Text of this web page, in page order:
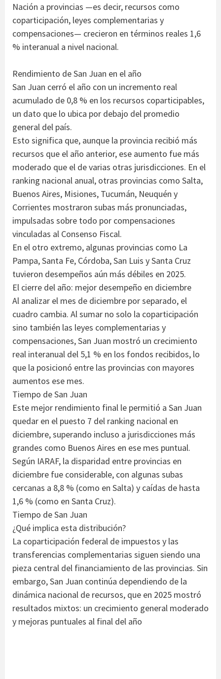
Nación a provincias —es decir, recursos como
coparticipación, leyes complementarias y
compensaciones— crecieron en términos reales 1,6
% interanual a nivel nacional.
Rendimiento de San Juan en el año
San Juan cerró el año con un incremento real
acumulado de 0,8 % en los recursos coparticipables,
un dato que lo ubica por debajo del promedio
general del país.
Esto significa que, aunque la provincia recibió más
recursos que el año anterior, ese aumento fue más
moderado que el de varias otras jurisdicciones. En el
ranking nacional anual, otras provincias como Salta,
Buenos Aires, Misiones, Tucumán, Neuquén y
Corrientes mostraron subas más pronunciadas,
impulsadas sobre todo por compensaciones
vinculadas al Consenso Fiscal.
En el otro extremo, algunas provincias como La
Pampa, Santa Fe, Córdoba, San Luis y Santa Cruz
tuvieron desempeños aún más débiles en 2025.
El cierre del año: mejor desempeño en diciembre
Al analizar el mes de diciembre por separado, el
cuadro cambia. Al sumar no solo la coparticipación
sino también las leyes complementarias y
compensaciones, San Juan mostró un crecimiento
real interanual del 5,1 % en los fondos recibidos, lo
que la posicionó entre las provincias con mayores
aumentos ese mes.
Tiempo de San Juan
Este mejor rendimiento final le permitió a San Juan
quedar en el puesto 7 del ranking nacional en
diciembre, superando incluso a jurisdicciones más
grandes como Buenos Aires en ese mes puntual.
Según IARAF, la disparidad entre provincias en
diciembre fue considerable, con algunas subas
cercanas a 8,8 % (como en Salta) y caídas de hasta
1,6 % (como en Santa Cruz).
Tiempo de San Juan
¿Qué implica esta distribución?
La coparticipación federal de impuestos y las
transferencias complementarias siguen siendo una
pieza central del financiamiento de las provincias. Sin
embargo, San Juan continúa dependiendo de la
dinámica nacional de recursos, que en 2025 mostró
resultados mixtos: un crecimiento general moderado
y mejoras puntuales al final del año